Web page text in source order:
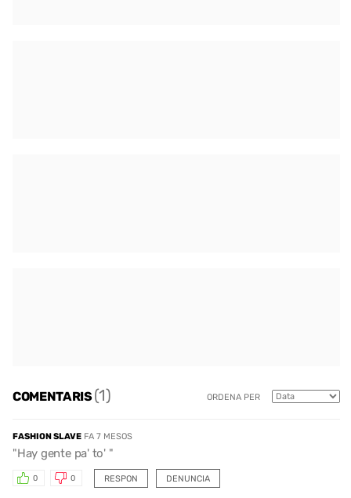
COMENTARIS(1) ORDENA PER
FASHION SLAVE FA 7 MESOS
"Hay gente pa' to' "
RESPON
0 0 DENUNCIA